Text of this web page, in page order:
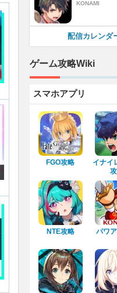
KONAMI
配信カレンダ
ゲーム攻略Wiki
スマホアプリ
FGO攻略
イナイ
NTE攻略 パワ